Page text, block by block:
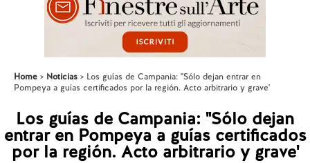
Home Noticias
Los guías de Campania: "Sólo dejan entrar en
Pompeya a guías certificados por la región. Acto arbitrario y grave'
Los guías de Campania: "Sólo dejan
entrar en Pompeya a guías certificados
por la región. Acto arbitrario y grave'